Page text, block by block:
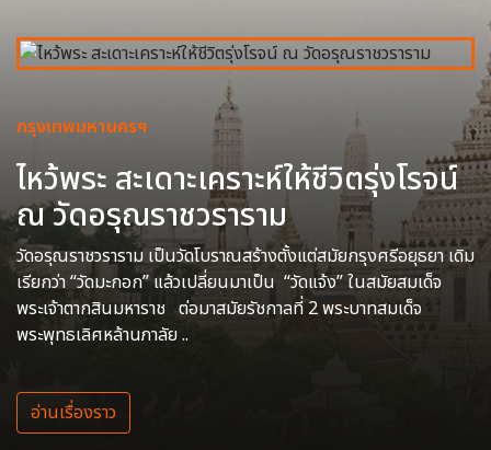
กรุงเทพมหานครฯ
ไหว้พระ สะเดาะเคราะห์ให้ชีวิตรุ่งโรจน์
ณ วัดอรุณราชวราราม
วัดอรุณราชวราราม เป็นวัดโบราณสร้างตั้งแต่สมัยกรุงศรีอยุธยา เดิม
เรียกว่า “วัดมะกอก” แล้วเปลี่ยนมาเป็น “วัดแจ้ง” ในสมัยสมเด็จ
พระเจ้าตากสินมหาราช ต่อมาสมัยรัชกาลที่ 2 พระบาทสมเด็จ
พระพุทธเลิศหล้านภาลัย ..
อ่านเรื่องราว